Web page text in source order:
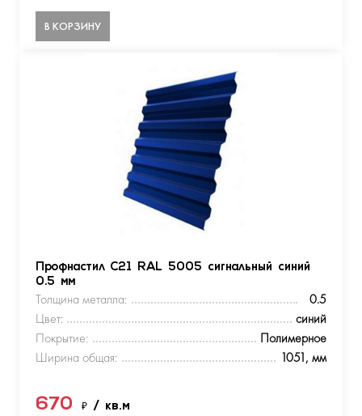
В КОРЗИНУ
Профнастил С21 RAL 5005 сигнальный синий
0.5 мм
Толщина металла:
0.5
Цвет:
синий
Покрытие:
Полимерное
Ширина общая:
1051, мм
670 ₽ / кв.м